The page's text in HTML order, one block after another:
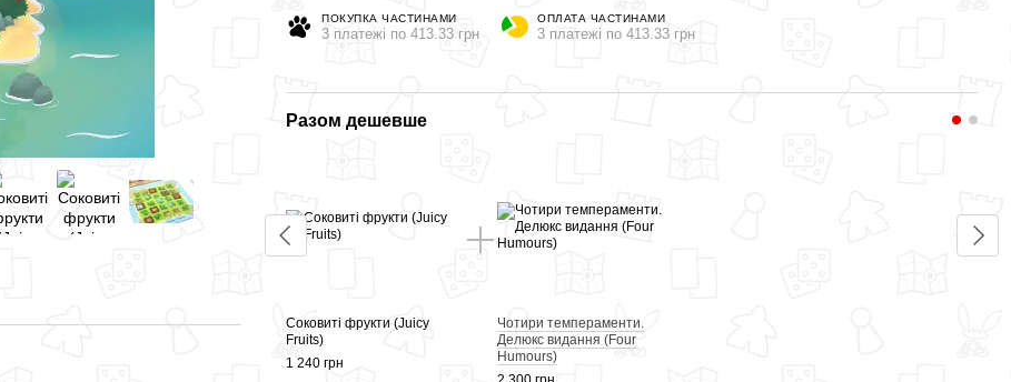
ПОКУПКА ЧАСТИНАМИ
3 платежі по 413.33 грн
ОПЛАТА ЧАСТИНАМИ
3 платежі по 413.33 грн
Разом дешевше
Соковиті фрукти (Juicy
Fruits)
1 240 грн
Чотири темпераменти.
Делюкс видання (Four
Humours)